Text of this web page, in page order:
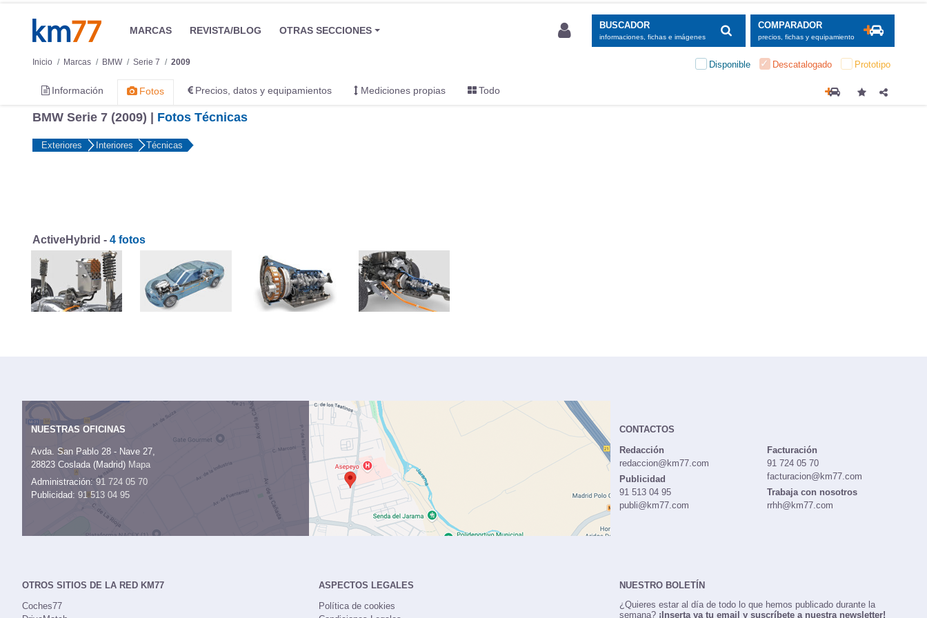
MARCAS REVISTA/BLOG OTRAS SECCIONES BUSCADOR
informaciones, fichas e imágenes
COMPARADOR
precios, fichas y equipamiento
Inicio Marcas BMW Serie 7 2009 Disponible Descatalogado Prototipo
Información Fotos Precios, datos y equipamientos Mediciones propias Todo
BMW Serie 7 (2009) | Fotos Técnicas
Exteriores Interiores Técnicas
ActiveHybrid - 4 fotos
NUESTRAS OFICINAS
Avda. San Pablo 28 - Nave 27,
28823 Coslada (Madrid) Mapa
Administración:91 724 05 70
Publicidad: 91 513 04 95
CONTACTOS
Redacción
redaccion@km77.com
Publicidad
91 513 04 95
publi@km77.com
Facturación
91 724 05 70
facturacion@km77.com
Trabaja con nosotros
rrhh@km77.com
OTROS SITIOS DE LA RED KM77
Coches77
ASPECTOS LEGALES
Política de cookies
NUESTRO BOLETÍN
¿Quieres estar al día de todo lo que hemos publicado durante la
semana? ¡Inserta ya tu email y suscríbete a nuestra newsletter!